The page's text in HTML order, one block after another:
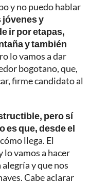
y no puedo hablar
jóvenes y
ir por etapas,
y también
lo vamos a dar
bogotano, que,
firme candidato al
pero sí
es que, desde el
llega. El
lo vamos a hacer
y que nos
Cabe aclarar